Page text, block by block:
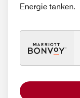
Energie tanken.